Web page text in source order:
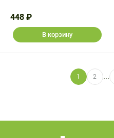
448 ₽
В корзину
1 2 ...